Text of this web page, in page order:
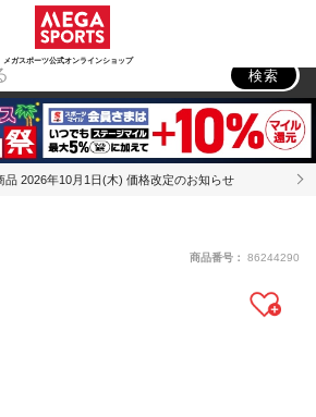
メガスポーツ公式オンラインショップ
トドア
検索
品 2026年10月1日(木) 価格改定のお知らせ
商品番号： 86244290